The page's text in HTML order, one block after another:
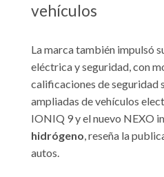
vehículos
La marca también impulsó
eléctrica y seguridad, con
calificaciones de seguridad
ampliadas de vehículos
IONIQ 9 y el nuevo NEXO
hidrógeno , reseña la
autos.